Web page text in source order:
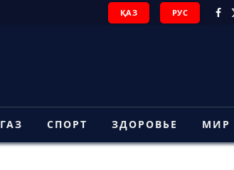
ҚАЗ РУС
СПОРТ ЗДОРОВЬЕ МИР